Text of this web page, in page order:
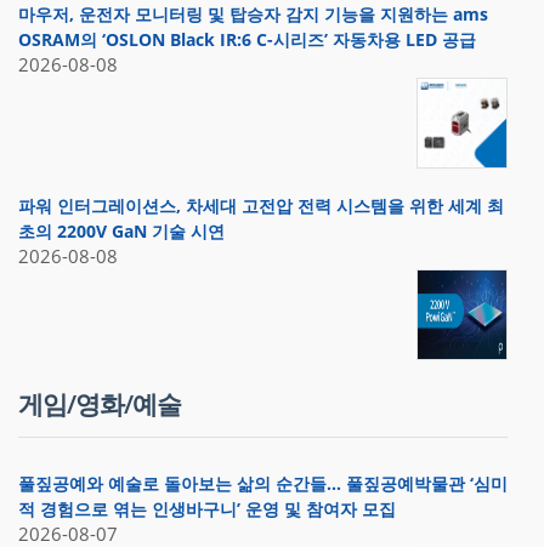
마우저, 운전자 모니터링 및 탑승자 감지 기능을 지원하는 ams
OSRAM의 ‘OSLON Black IR:6 C-시리즈’ 자동차용 LED 공급
2026-08-08
파워 인터그레이션스, 차세대 고전압 전력 시스템을 위한 세계 최
초의 2200V GaN 기술 시연
2026-08-08
게임/영화/예술
풀짚공예와 예술로 돌아보는 삶의 순간들… 풀짚공예박물관 ‘심미
적 경험으로 엮는 인생바구니’ 운영 및 참여자 모집
2026-08-07